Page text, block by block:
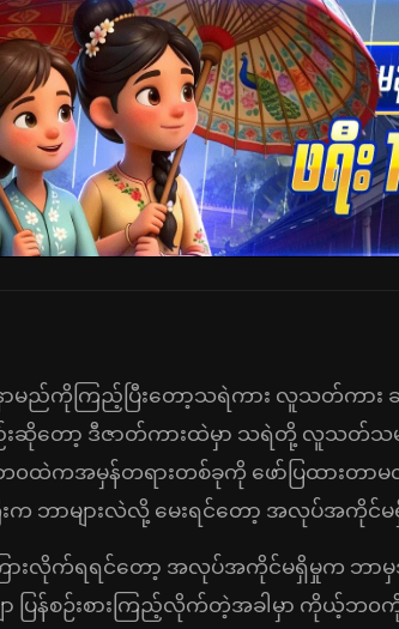
ာမည်ကိုကြည့်ပြီးတော့သရဲကား လူသတ်ကား
တော့ ဒီဇာတ်ကားထဲမှာ သရဲတို့ လူသတ်သမာ
ကအမှန်တရားတစ်ခုကို ဖော်ပြထားတာမလို့
က ဘာများလဲလို့ မေးရင်တော့ အလုပ်အကိုင်မ
ားလိုက်ရရင်တော့ အလုပ်အကိုင်မရှိမှုက ဘာ
ာ ပြန်စဉ်းစားကြည့်လိုက်တဲ့အခါမှာ ကိုယ့်ဘ